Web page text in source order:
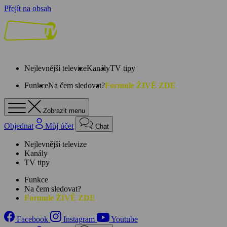
Přejít na obsah
Nejlevnější televizeKanályTV tipy
FunkceNa čem sledovat?Formule ŽIVĚ ZDE
Zobrazit menu
Objednat Můj účet Chat
Nejlevnější televize
Kanály
TV tipy
Funkce
Na čem sledovat?
Formule ŽIVĚ ZDE
Facebook Instagram
Youtube